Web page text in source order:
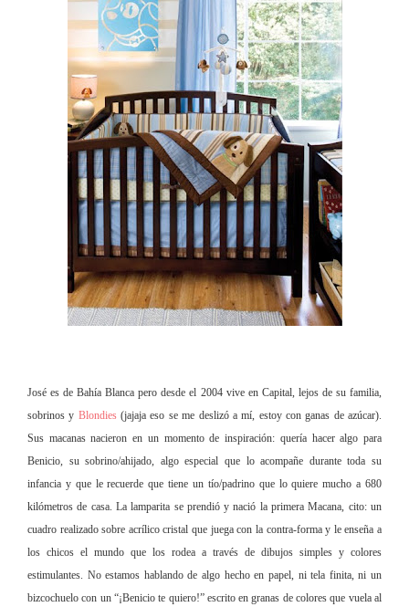
José es de Bahía Blanca pero desde el 2004 vive en Capital, lejos de su familia,
sobrinos y Blondies(jajaja eso se me deslizó a mí, estoy con ganas de azúcar).
Sus macanas nacieron en un momento de inspiración: quería hacer algo para
Benicio, su sobrino/ahijado, algo especial que lo acompañe durante toda su
infancia y que le recuerde que tiene un tío/padrino que lo quiere mucho a 680
kilómetros de casa. La lamparita se prendió y nació la primera Macana, cito: un
cuadro realizado sobre acrílico cristal que juega con la contra-forma y le enseña a
los chicos el mundo que los rodea a través de dibujos simples y colores
estimulantes. No estamos hablando de algo hecho en papel, ni tela finita, ni un
bizcochuelo con un “¡Benicio te quiero!” escrito en granas de colores que vuela al